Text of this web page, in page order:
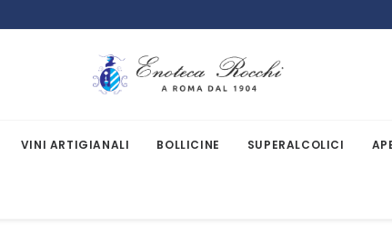
VINI ARTIGIANALI BOLLICINE SUPERALCOLICI